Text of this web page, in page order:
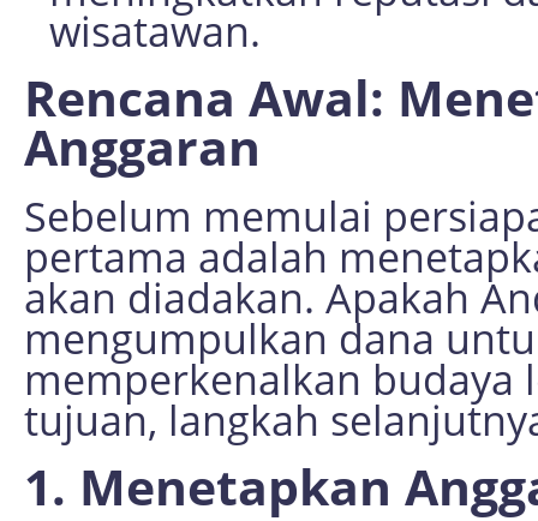
wisatawan.
Rencana Awal:
Anggaran
Sebelum memulai
pertama adalah
akan diadakan. Apakah
mengumpulkan dana
memperkenalkan budaya
tujuan, langkah
1. Menetapkan